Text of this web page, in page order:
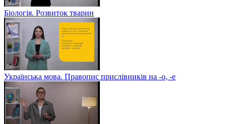
Біологія. Розвиток тварин
Українська мова. Правопис прислівників на -о, -е